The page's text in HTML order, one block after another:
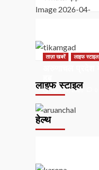
लाइफ स्टाइल
ताज़ा खबरें लाइफ स्टाइल
April 24, 2026
हेल्थ